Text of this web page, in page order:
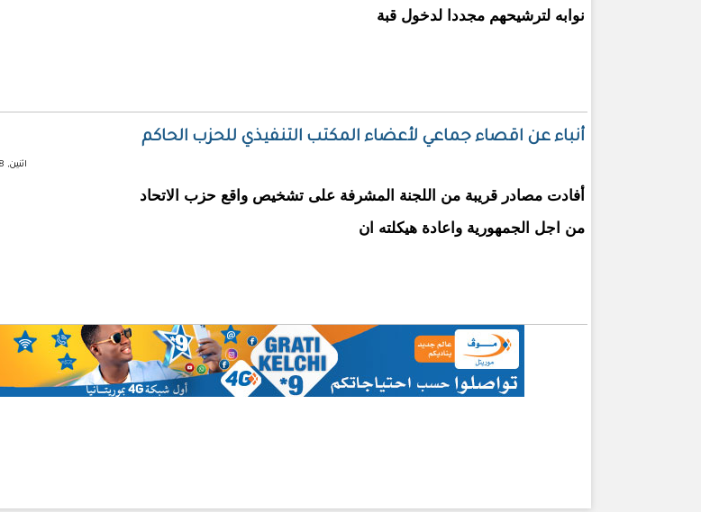
نوابه لترشيحهم مجددا لدخول قبة
أنباء عن اقصاء جماعي لأعضاء المكتب التنفيذي للحزب الحاكم
اثنين, 05/03/2018 - 19:55
أفادت مصادر قريبة من اللجنة المشرفة على تشخيص واقع حزب الاتحاد
من اجل الجمهورية واعادة هيكلته ان